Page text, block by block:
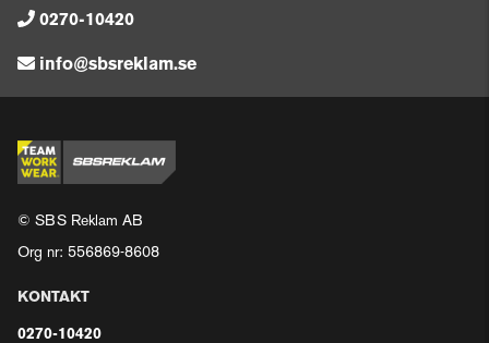
0270-10420
info@sbsreklam.se
© SBS Reklam AB
Org nr: 556869-8608
KONTAKT
0270-10420